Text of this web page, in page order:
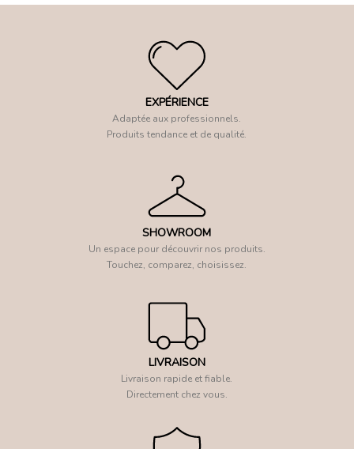
EXPÉRIENCE
Adaptée aux professionnels.
Produits tendance et de qualité.
SHOWROOM
Un espace pour découvrir nos produits.
Touchez, comparez, choisissez.
LIVRAISON
Livraison rapide et fiable.
Directement chez vous.